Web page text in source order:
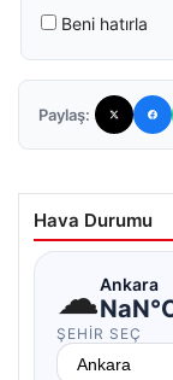
Beni hatırla
Paylaş:
Hava Durumu
☁Ankara
ŞEHIR SEÇ